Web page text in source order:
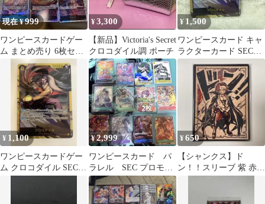
現在 ¥999
ワンピースカードゲー
ム まとめ売り 6枚セッ
¥3,300
【新品】Victoria's Secret
クロコダイル調 ポーチ
¥ 1,500
ワンピースカード キャ
ラクターカード SEC1
枚、SR6枚、計7枚セッ
¥ 1,100
ワンピースカードゲー
ム クロコダイル SEC
¥2,999
ワンピースカード パ
ラレル SEC プロモ
16枚まとめ売り バラ
売り対応可
¥650
【シャンクス】ド
ン！！スリーブ 紫 赤